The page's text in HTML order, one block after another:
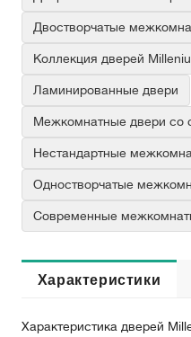
Двостворчатые
Коллекция дверей
Ламинированные двери
Межкомнатные двери со
Нестандартные
Одностворчатые
Современные
Характеристики
Характеристика дверей